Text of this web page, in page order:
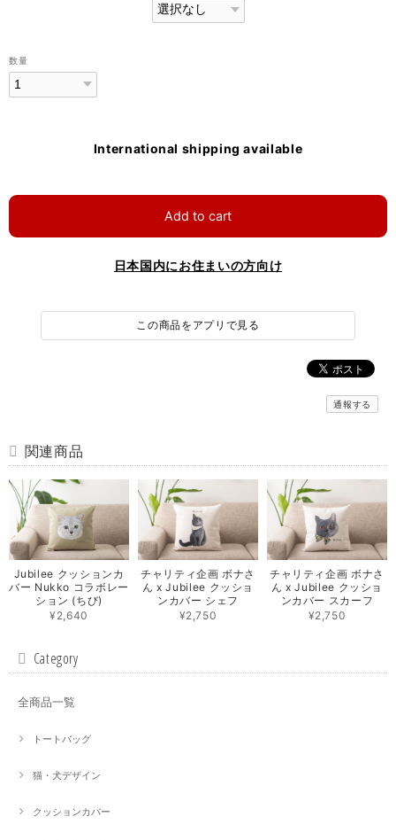
数量
International shipping available
Add to cart
日本国内にお住まいの方向け
この商品をアプリで見る
通報する
関連商品
Jubilee クッションカ
バー Nukko コラボレー
ション (ちび)
¥2,640
チャリティ企画 ボナさ
ん x Jubilee クッショ
ンカバー シェフ
¥2,750
チャリティ企画 ボナさ
ん x Jubilee クッショ
ンカバー スカーフ
¥2,750
Category
全商品一覧
トートバッグ
猫・犬デザイン
クッションカバー